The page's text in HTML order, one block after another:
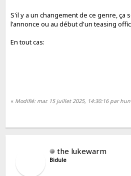
S'il y a un changement de ce genre, ça
l'annonce ou au début d'un teasing
En tout cas:
« Modifié: mar. 15 juillet 2025, 14:30:16 par
the lukewarm
Bidule